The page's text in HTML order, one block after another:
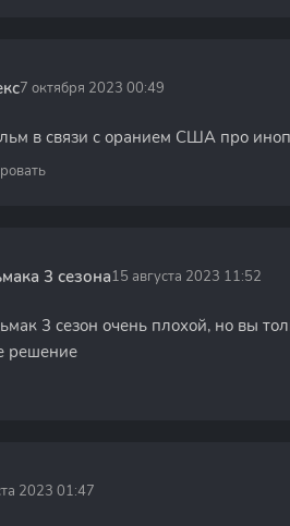
7 октября 2023 00:49
в связи с оранием США про
3 сезона15 августа 2023 11:52
3 сезон очень плохой, но вы
решение
2023 01:47